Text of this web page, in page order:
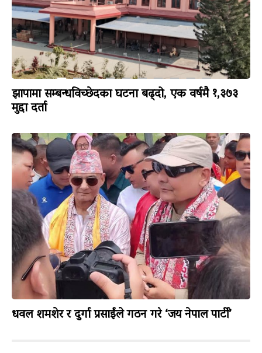
झापामा सम्बन्धविच्छेदका घटना बढ्दो, एक वर्षमै १,३७३
मुद्दा दर्ता
धवल शमशेर र दुर्गा प्रसाईंले गठन गरे ‘जय नेपाल पार्टी’